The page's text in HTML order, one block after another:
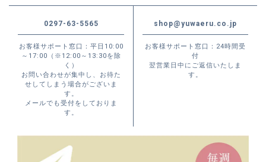
0297-63-5565
お客様サポート窓口：平日10:00
～17:00（※12:00～13:30を除
く）
お問い合わせが集中し、お待た
せしてしまう場合がございま
す。
メールでも受付をしておりま
す。
shop@yuwaeru.co.jp
お客様サポート窓口：24時間受
付
翌営業日中にご返信いたしま
す。